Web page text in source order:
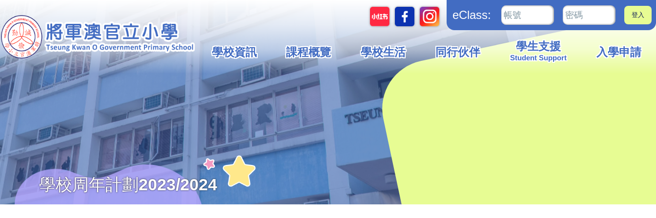
eClass:
Main
navigation
學校資訊 課程概覽 學校生活 同行伙伴 學生支援
Student Support 入學申請
學校周年計劃2023/2024